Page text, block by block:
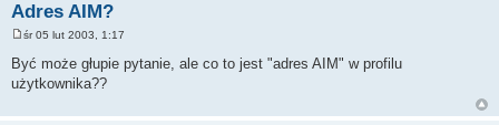
Adres AIM?
s
t
śr 05 lut 2003, 1:17
Być może głupie pytanie, ale co to jest "adres AIM" w profilu
użytkownika??